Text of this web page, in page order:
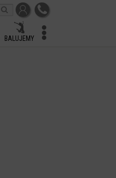
BALUJEMY